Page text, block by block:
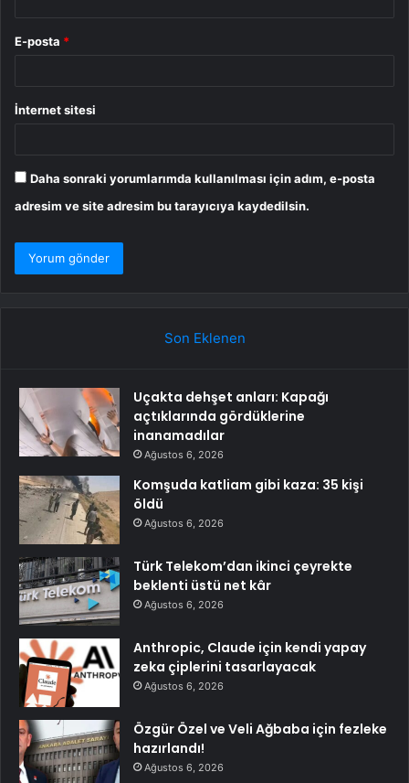
E-posta *
İnternet sitesi
Daha sonraki yorumlarımda kullanılması için adım, e-posta
adresim ve site adresim bu tarayıcıya kaydedilsin.
Son Eklenen
Uçakta dehşet anları: Kapağı
açtıklarında gördüklerine
inanamadılar
Ağustos 6, 2026
Komşuda katliam gibi kaza: 35 kişi
öldü
Ağustos 6, 2026
Türk Telekom’dan ikinci çeyrekte
beklenti üstü net kâr
Ağustos 6, 2026
Anthropic, Claude için kendi yapay
zeka çiplerini tasarlayacak
Ağustos 6, 2026
Özgür Özel ve Veli Ağbaba için fezleke
hazırlandı!
Ağustos 6, 2026